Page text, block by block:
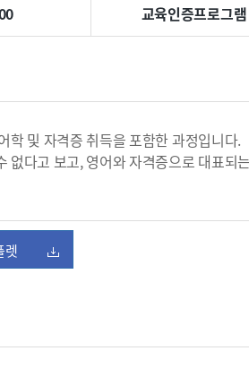
교육인증프로그램
학 및 자격증 취득을 포함한 과정입니다.
없다고 보고, 영어와 자격증으로 대표되는
렛